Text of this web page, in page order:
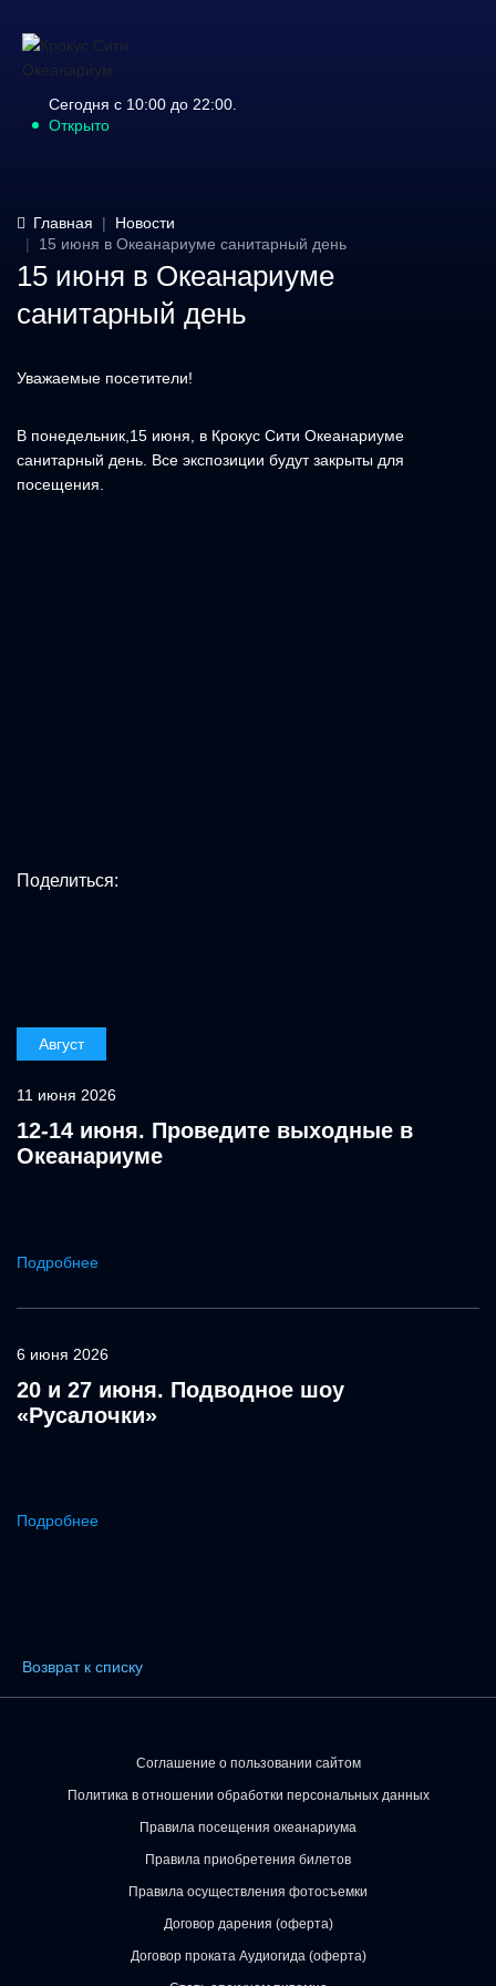
Сегодня с 10:00 до 22:00.
Открыто
Главная
Новости
15 июня в Океанариуме санитарный день
15 июня в Океанариуме
санитарный день
Уважаемые посетители!
В понедельник,15 июня, в Крокус Сити Океанариуме
санитарный день. Все экспозиции будут закрыты для
посещения.
Поделиться:
Август
11 июня 2026
12-14 июня. Проведите выходные в
Океанариуме
Подробнее
6 июня 2026
20 и 27 июня. Подводное шоу
«Русалочки»
Подробнее
Возврат к списку
Соглашение о пользовании сайтом
Политика в отношении обработки персональных данных
Правила посещения океанариума
Правила приобретения билетов
Правила осуществления фотосъемки
Договор дарения (оферта)
Договор проката Аудиогида (оферта)